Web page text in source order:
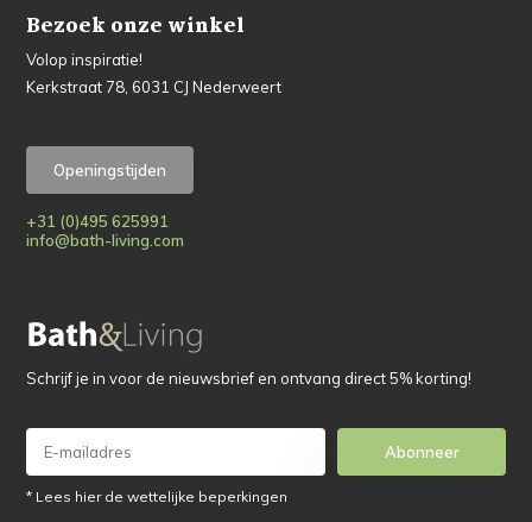
Bezoek onze winkel
Volop inspiratie!
Kerkstraat 78, 6031 CJ Nederweert
Openingstijden
+31 (0)495 625991
info@bath-living.com
Schrijf je in voor de nieuwsbrief en ontvang direct 5% korting!
Abonneer
* Lees hier de wettelijke beperkingen